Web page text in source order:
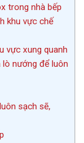
trong nhà bếp
khu vực chế
vực xung quanh
lò nướng để luôn
sạch sẽ,